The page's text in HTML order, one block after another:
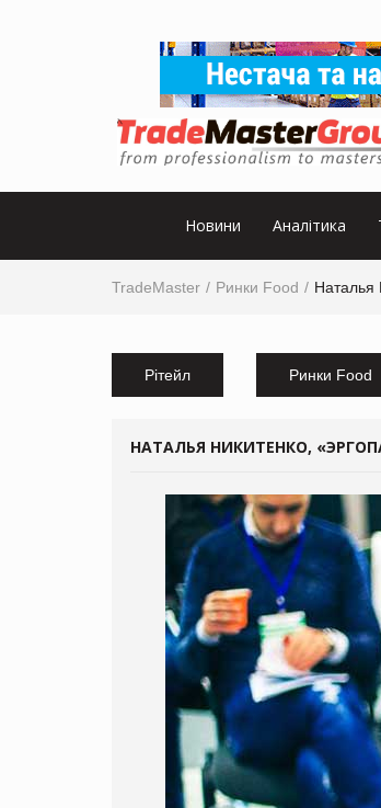
Новини Аналітика
TradeMaster Ринки Food Наталья
Рітейл Ринки Food
НАТАЛЬЯ НИКИТЕНКО,